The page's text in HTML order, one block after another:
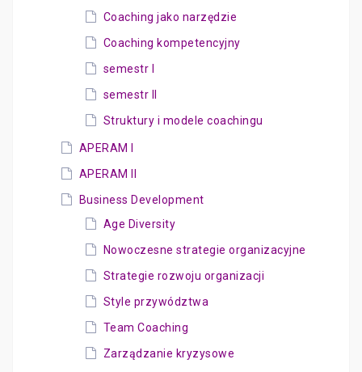
Coaching jako narzędzie
Coaching kompetencyjny
semestr I
semestr II
Struktury i modele coachingu
APERAM I
APERAM II
Business Development
Age Diversity
Nowoczesne strategie organizacyjne
Strategie rozwoju organizacji
Style przywództwa
Team Coaching
Zarządzanie kryzysowe